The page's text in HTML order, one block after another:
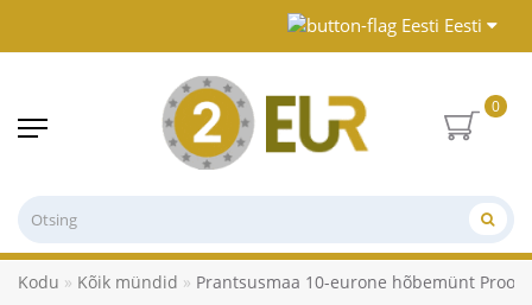
Eesti
0
Kodu Kõik mündid Prantsusmaa 10-eurone hõbemünt Proof